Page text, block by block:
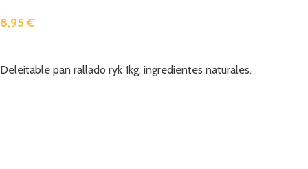
8,95€
Deleitable pan rallado ryk 1kg. ingredientes naturales.